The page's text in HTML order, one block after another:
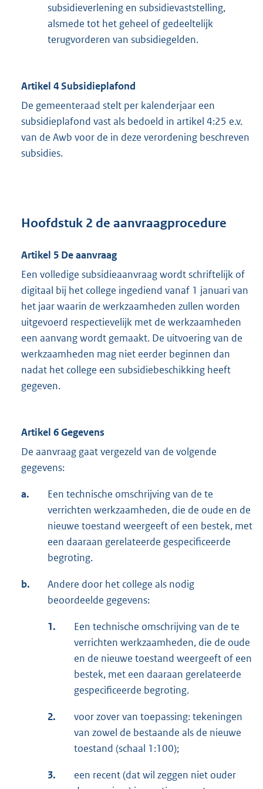
subsidieverlening en subsidievaststelling,
alsmede tot het geheel of gedeeltelijk
terugvorderen van subsidiegelden.
Artikel 4 Subsidieplafond
De gemeenteraad stelt per kalenderjaar een
subsidieplafond vast als bedoeld in artikel 4:25 e.v.
van de Awb voor de in deze verordening beschreven
subsidies.
Hoofdstuk 2 de aanvraagprocedure
Artikel 5 De aanvraag
Een volledige subsidieaanvraag wordt schriftelijk of
digitaal bij het college ingediend vanaf 1 januari van
het jaar waarin de werkzaamheden zullen worden
uitgevoerd respectievelijk met de werkzaamheden
een aanvang wordt gemaakt. De uitvoering van de
werkzaamheden mag niet eerder beginnen dan
nadat het college een subsidiebeschikking heeft
gegeven.
Artikel 6 Gegevens
De aanvraag gaat vergezeld van de volgende
gegevens:
a.
Een technische omschrijving van de te
verrichten werkzaamheden, die de oude en de
nieuwe toestand weergeeft of een bestek, met
een daaraan gerelateerde gespecificeerde
begroting.
b.
Andere door het college als nodig
beoordeelde gegevens:
1.
Een technische omschrijving van de te
verrichten werkzaamheden, die de oude
en de nieuwe toestand weergeeft of een
bestek, met een daaraan gerelateerde
gespecificeerde begroting.
2.
voor zover van toepassing: tekeningen
van zowel de bestaande als de nieuwe
toestand (schaal 1:100);
3.
een recent (dat wil zeggen niet ouder